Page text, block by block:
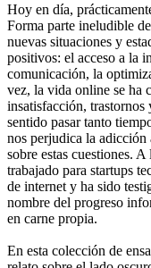
Hoy en día,
Forma parte ineludible
nuevas situaciones y
positivos: el acceso a la
comunicación, la
vez, la vida online se ha
insatisfacción, trastornos
sentido pasar tanto
nos perjudica la
sobre estas cuestiones.
trabajado para startups
de internet y ha sido
nombre del progreso
en carne propia.
En esta colección de